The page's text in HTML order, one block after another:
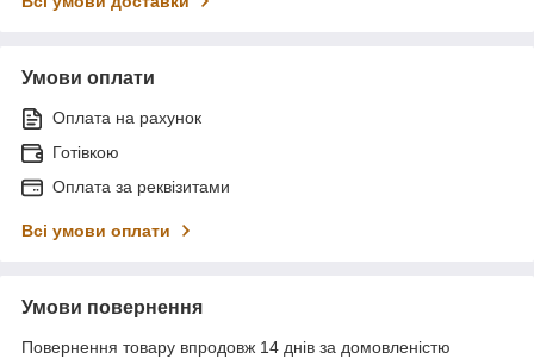
Умови оплати
Оплата на рахунок
Готівкою
Оплата за реквізитами
Всі умови оплати
Умови повернення
Повернення товару впродовж 14 днів за домовленістю